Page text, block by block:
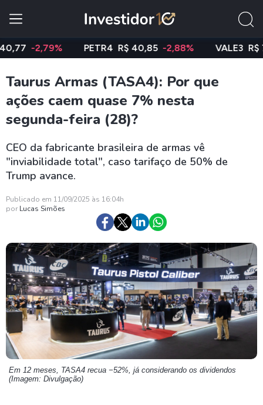
-2,79% PETR4 R$ 40,85 -2,88% VALE3 R$ 74,97
Taurus Armas (TASA4): Por que
ações caem quase 7% nesta
segunda-feira (28)?
CEO da fabricante brasileira de armas vê
"inviabilidade total", caso tarifaço de 50% de
Trump avance.
Publicado em 11/09/2025 às 16:04h
por Lucas Simões
Em 12 meses, TASA4 recua −52%, já considerando os dividendos
(Imagem: Divulgação)